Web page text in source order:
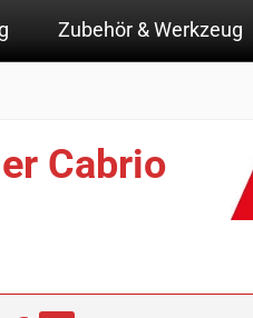
Zubehör & Werkzeug
Cabrio